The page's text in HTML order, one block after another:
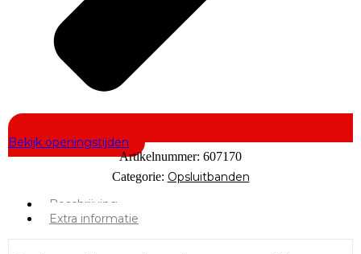
Bekijk openingstijden
Artikelnummer: 607170
Categorie: Opsluitbanden
Beschrijving
Extra informatie